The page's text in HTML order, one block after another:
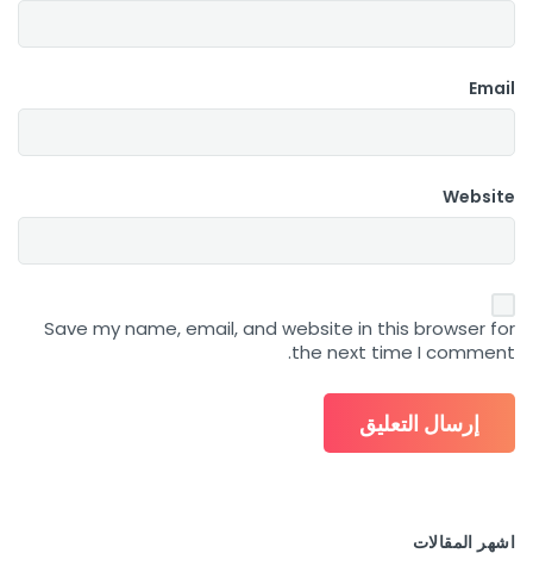
Email
Website
Save my name, email, and website in this browser for
the next time I comment.
اشهر المقالات